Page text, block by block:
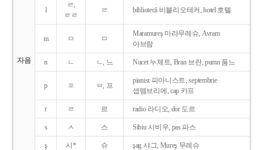
자음
l
ㄹ,
ㄹㄹ
ㄹ bibliotecǎ 비블리오테커, hotel 호텔
m ㅁ ㅁ
Maramureş 마라무레슈, Avram
아브람
n ㄴ ㄴ, 느 Nucet 누체트, Bran 브란, pumn 품느
p ㅍ ㅂ, 프
pianist 피아니스트, septembrie
셉템브리에, cap 카프
r ㄹ 르 radio 라디오, dor 도르
s ㅅ 스 Sibiu 시비우, pas 파스
ş 시* 슈 şag 샤그, Mureş 무레슈